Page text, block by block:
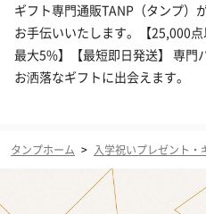
ギフト専門通販TANP（タンプ）
お手伝いいたします。【25,000
最大5%】【最短即日発送】 専門
お洒落なギフトに出会えます。
タンプホーム > 入学祝いプレゼント・